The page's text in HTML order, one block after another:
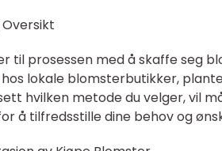
til prosessen med å skaffe seg
lokale blomsterbutikker,
hvilken metode du velger, vil
å tilfredsstille dine behov og